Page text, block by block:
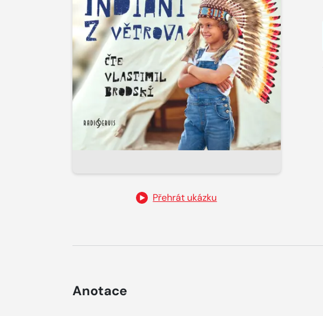
Přehrát ukázku
Anotace